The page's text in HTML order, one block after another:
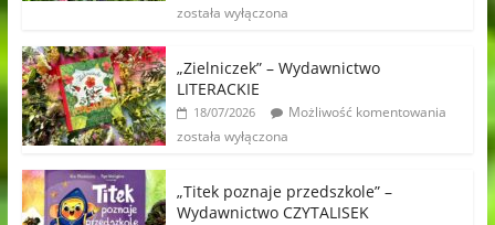
została wyłączona
„Zielniczek” – Wydawnictwo
LITERACKIE
18/07/2026
Możliwość komentowania
została wyłączona
„Titek poznaje przedszkole” –
Wydawnictwo CZYTALISEK